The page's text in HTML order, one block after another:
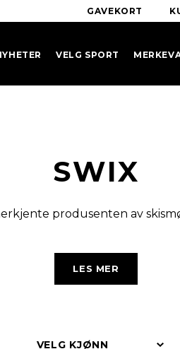
GAVEKORT
VELG SPORT
SWIX
produsenten av
enkel: Det hjelper dem å gå fortere på
LES MER